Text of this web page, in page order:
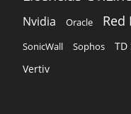
Nvidia
Oracle Red
SonicWall Sophos TD
Vertiv